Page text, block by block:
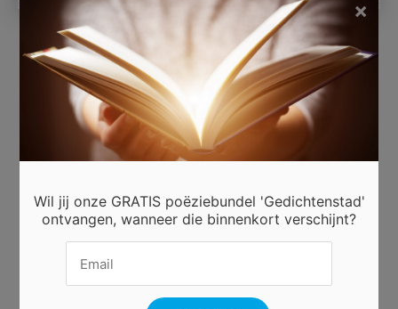
Ingezonden door
de meyer lore
Beoordeel dit gedicht
Er is 4 keer gestemd.
Abnormaal
Wil jij onze GRATIS poëziebundel 'Gedichtenstad'
ontvangen, wanneer die binnenkort verschijnt?
×